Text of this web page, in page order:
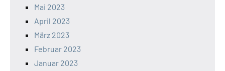
Mai 2023
April 2023
März 2023
Februar 2023
Januar 2023